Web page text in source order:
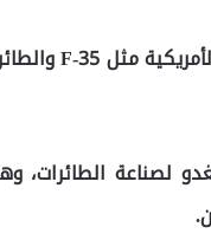
لصناعة الطائرات،